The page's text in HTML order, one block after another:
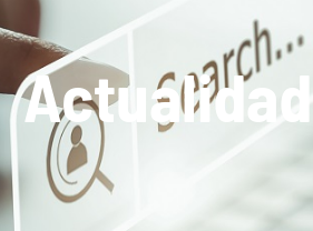
Actualidad